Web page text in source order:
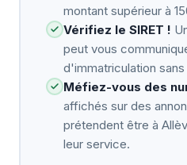
montant supérieur à
Vérifiez le SIRET !
peut vous
d'immatriculation sans
Méfiez-vous des
affichés sur des
prétendent être à
leur service.